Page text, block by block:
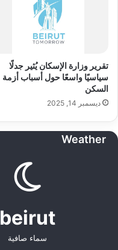
تقرير وزارة الإسكان يُثير جدلًا
سياسيًا واسعًا حول أسباب أزمة
السكن
ديسمبر 14, 2025
Weather
beirut
سماء صافية